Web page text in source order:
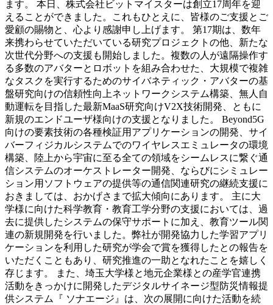
ます。 本日、株式会社ビットマイスターは創立17周年を迎
えることができました。これもひとえに、皆様のご支援とご
愛顧の賜物と、心より感謝申し上げます。 第17期は、数年
来携わらせていただいている研究プロジェクトの他、新たな
次世代分野への支援も開始しました。複数の人が遠隔操作す
る多数のアバターとロボットを組み合わせた、大規模で複雑
なタスクを実行するためのサイバネティック・アバターの基
盤研究向けの信頼性向上ネットワークシステム構築、無人自
動運転を目指した最新MaaS研究向けV2X技術開発、ともに
新規のエンドユーザ様向けの支援となりました。 Beyond5G
向けの要素技術の各種検証用アプリケーションの開発、サイ
バーフィジカルシステムでのワイヤレスエミュレータの環境
構築、陸上から宇宙に至る全ての領域をシームレスに繋ぐ通
信システムのオーケストレーター開発、ならびにシミュレー
ション用ソフトウェアの提供等の通信関連研究の継続支援に
おきましては、おかげさまで拡大傾向にあります。 主に大
学様に向けた科学教育・教育工学分野の支援においては、過
去に提供したシステムの保守サポートに加え、教育ツール関
連の新規開発を行いました。弊社が開発協力した学習アプリ
ケーションを利用した研究が学会で賞を獲得したとの報告を
いただくこともあり、研究推進の一助となれたことを嬉しく
存じます。 また、埼玉大学様と地元企業様との産学官連携
活動をきっかけに開発したデジタルサイネージ型防災情報提
供システム『 ソナエージ』は、次の展開に向けた活動を続